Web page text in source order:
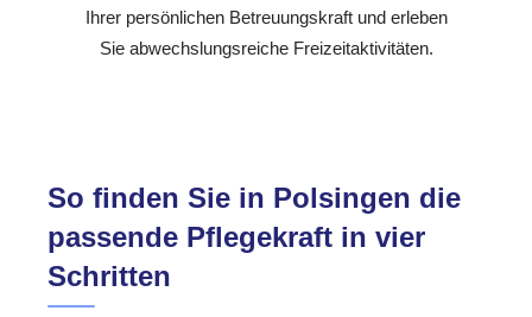
Ihrer persönlichen Betreuungskraft und erleben
Sie abwechslungsreiche Freizeitaktivitäten.
So finden Sie in Polsingen die
passende Pflegekraft in vier
Schritten